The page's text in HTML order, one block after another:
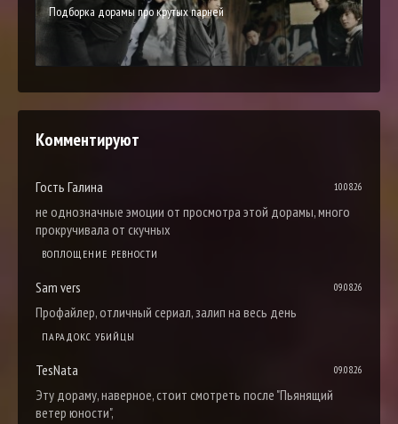
Подборка дорамы про крутых парней
Комментируют
Гость Галина 10.08.26
не однозначные эмоции от просмотра этой дорамы, много
прокручивала от скучных
ВОПЛОЩЕНИЕ РЕВНОСТИ
Sam vers 09.08.26
Профайлер, отличный сериал, залип на весь день
ПАРАДОКС УБИЙЦЫ
TesNata 09.08.26
Эту дораму, наверное, стоит смотреть после "Пьянящий
ветер юности",